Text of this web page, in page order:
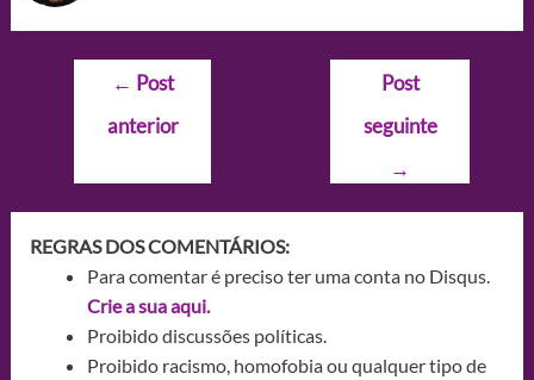
Navegação
Post
← Post
anterior
Post
seguinte
→
REGRAS DOS COMENTÁRIOS:
Para comentar é preciso ter uma conta no Disqus.
Crie a sua aqui.
Proibido discussões políticas.
Proibido racismo, homofobia ou qualquer tipo de